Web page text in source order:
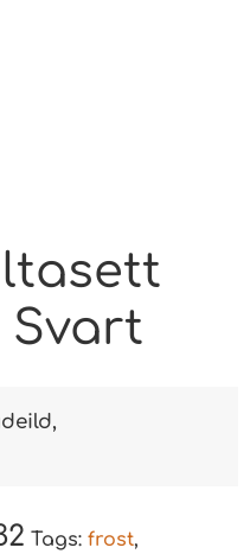
Svart
Tags: frost,